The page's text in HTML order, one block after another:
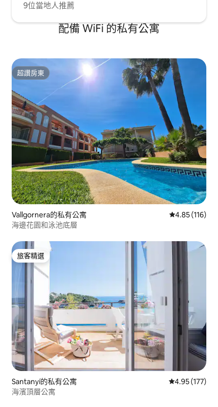
9位當地人推薦
配備 WiFi 的私有公寓
超讚房東
超讚房東
Vallgornera的私有公寓 從 116 則評價
4.85 (116)
海邊花園和泳池底層
旅客精選
旅客精選
Santanyí的私有公寓 從 177 則評價
4.95 (177)
海濱頂層公寓